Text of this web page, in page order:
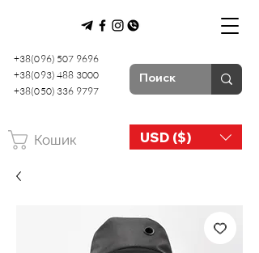
+38(096) 507 9696
+38(093) 488 3000
+38(050) 336 9797
USD ($)
Кошик